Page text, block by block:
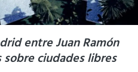
entre Juan Ramón
ciudades libres